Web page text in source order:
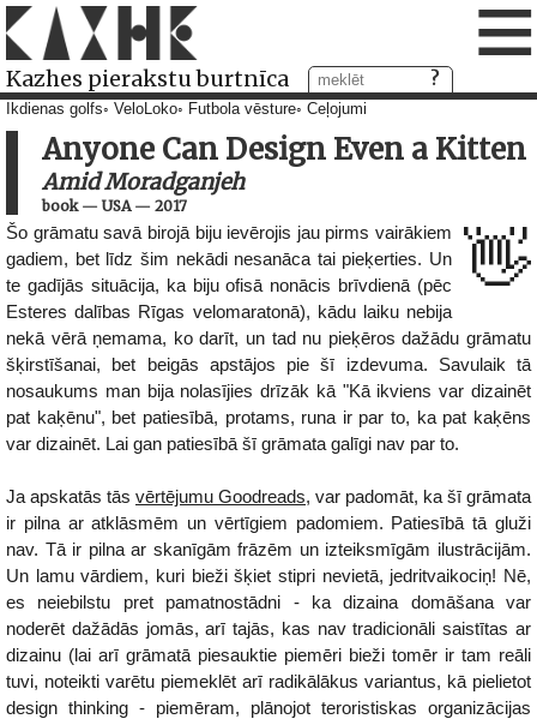
Kazhes pierakstu burtnīca ≡
Ikdienas golfs VeloLoko Futbola vēsture Ceļojumi
Anyone Can Design Even a Kitten
Amid Moradganjeh
book— USA— 2017
👋
Šo grāmatu savā birojā biju ievērojis jau pirms vairākiem
gadiem, bet līdz šim nekādi nesanāca tai pieķerties. Un
te gadījās situācija, ka biju ofisā nonācis brīvdienā (pēc
Esteres dalības Rīgas velomaratonā), kādu laiku nebija
nekā vērā ņemama, ko darīt, un tad nu pieķēros dažādu grāmatu
šķirstīšanai, bet beigās apstājos pie šī izdevuma. Savulaik tā
nosaukums man bija nolasījies drīzāk kā "Kā ikviens var dizainēt
pat kaķēnu", bet patiesībā, protams, runa ir par to, ka pat kaķēns
var dizainēt. Lai gan patiesībā šī grāmata galīgi nav par to.
Ja apskatās tās vērtējumu Goodreads, var padomāt, ka šī grāmata
ir pilna ar atklāsmēm un vērtīgiem padomiem. Patiesībā tā gluži
nav. Tā ir pilna ar skanīgām frāzēm un izteiksmīgām ilustrācijām.
Un lamu vārdiem, kuri bieži šķiet stipri nevietā, jedritvaikociņ! Nē,
es neiebilstu pret pamatnostādni - ka dizaina domāšana var
noderēt dažādās jomās, arī tajās, kas nav tradicionāli saistītas ar
dizainu (lai arī grāmatā piesauktie piemēri bieži tomēr ir tam reāli
tuvi, noteikti varētu piemeklēt arī radikālākus variantus, kā pielietot
design thinking - piemēram, plānojot teroristiskas organizācijas